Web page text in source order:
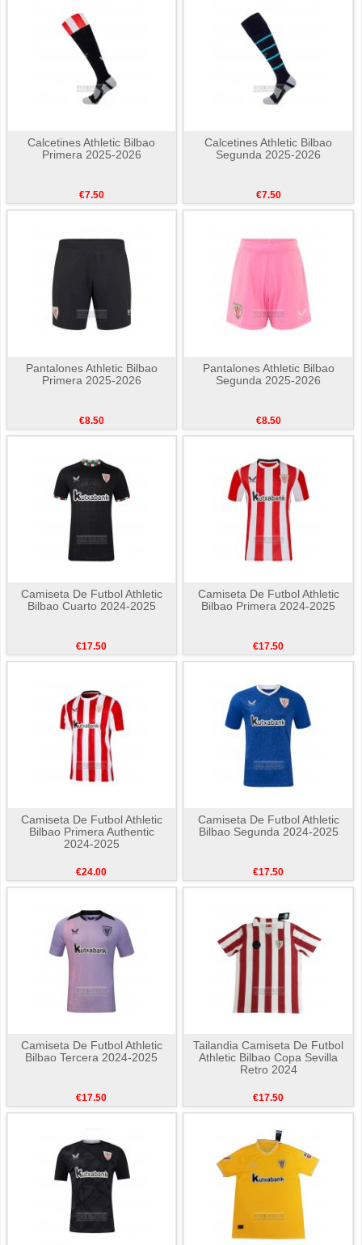
Calcetines Athletic Bilbao
Primera 2025-2026
€7.50
Calcetines Athletic Bilbao
Segunda 2025-2026
€7.50
Pantalones Athletic Bilbao
Primera 2025-2026
€8.50
Pantalones Athletic Bilbao
Segunda 2025-2026
€8.50
Camiseta De Futbol Athletic
Bilbao Cuarto 2024-2025
€17.50
Camiseta De Futbol Athletic
Bilbao Primera 2024-2025
€17.50
Camiseta De Futbol Athletic
Bilbao Primera Authentic
2024-2025
€24.00
Camiseta De Futbol Athletic
Bilbao Segunda 2024-2025
€17.50
Camiseta De Futbol Athletic
Bilbao Tercera 2024-2025
€17.50
Tailandia Camiseta De Futbol
Athletic Bilbao Copa Sevilla
Retro 2024
€17.50